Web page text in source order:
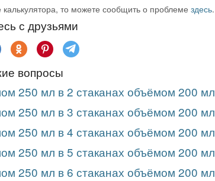
то можете сообщить о проблеме здесь.
с друзьями
вопросы
250 мл в 2 стаканах объёмом 200 мл
250 мл в 3 стаканах объёмом 200 мл
250 мл в 4 стаканах объёмом 200 мл
250 мл в 5 стаканах объёмом 200 мл
250 мл в 6 стаканах объёмом 200 мл